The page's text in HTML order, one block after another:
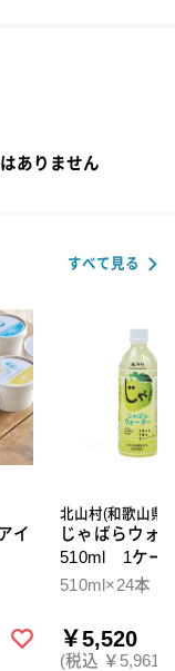
ありません
すべて見る
イ
北山村(和歌山県)
じゃばらウォ
510ml 1ケー
本入
510ml×24本
￥5,520
(税込 ￥5,961)